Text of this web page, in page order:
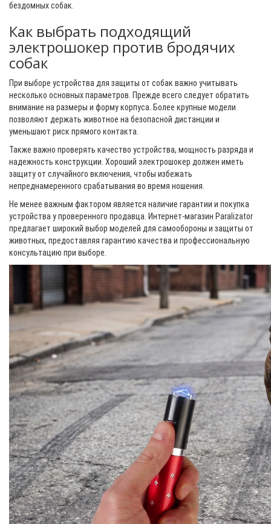
бездомных собак.
Как выбрать подходящий
электрошокер против бродячих
собак
При выборе устройства для защиты от собак важно учитывать
несколько основных параметров. Прежде всего следует обратить
внимание на размеры и форму корпуса. Более крупные модели
позволяют держать животное на безопасной дистанции и
уменьшают риск прямого контакта.
Также важно проверять качество устройства, мощность разряда и
надежность конструкции. Хороший электрошокер должен иметь
защиту от случайного включения, чтобы избежать
непреднамеренного срабатывания во время ношения.
Не менее важным фактором является наличие гарантии и покупка
устройства у проверенного продавца. Интернет-магазин Paralizator
предлагает широкий выбор моделей для самообороны и защиты от
животных, предоставляя гарантию качества и профессиональную
консультацию при выборе.